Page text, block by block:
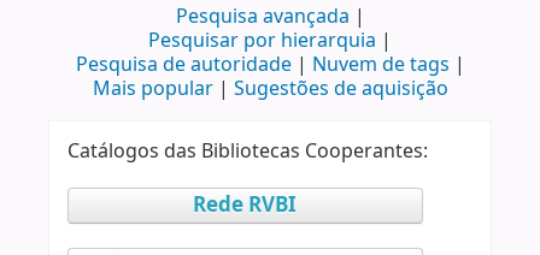
Pesquisa avançada
Pesquisar por hierarquia
Pesquisa de autoridade
Nuvem de tags
Mais popular
Sugestões de aquisição
Catálogos das Bibliotecas Cooperantes:
Rede RVBI